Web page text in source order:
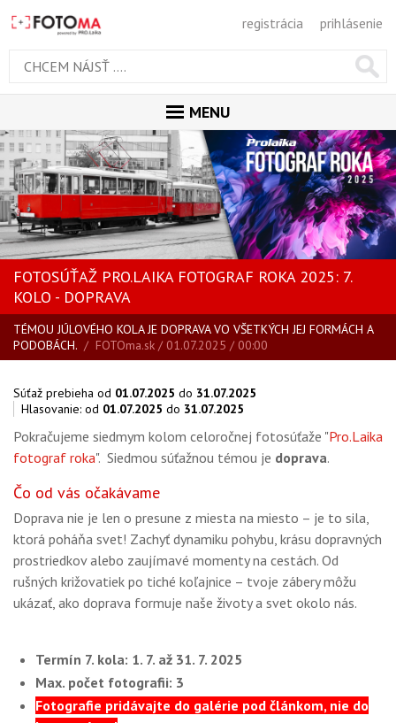
registrácia prihlásenie
MENU
ÚVOD
MAGAZÍN
GALÉRIA
PORADŇA
KALENDÁR AKCIÍ
WORKSHOPY
OBCHOD
FOTOSÚŤAŽ PRO.LAIKA FOTOGRAF ROKA 2025: 7.
KOLO - DOPRAVA
TÉMOU JÚLOVÉHO KOLA JE DOPRAVA VO VŠETKÝCH JEJ FORMÁCH A
PODOBÁCH. / FOTOma.sk / 01.07.2025 / 00:00
Súťaž prebieha od 01.07.2025 do 31.07.2025
Hlasovanie: od 01.07.2025 do 31.07.2025
Pokračujeme siedmym kolom celoročnej fotosúťaže "Pro.Laika
fotograf roka". Siedmou súťažnou témou je doprava.
Čo od vás očakávame
Doprava nie je len o presune z miesta na miesto – je to sila,
ktorá poháňa svet! Zachyť dynamiku pohybu, krásu dopravných
prostriedkov alebo zaujímavé momenty na cestách. Od
rušných križovatiek po tiché koľajnice – tvoje zábery môžu
ukázať, ako doprava formuje naše životy a svet okolo nás.
Termín 7. kola: 1. 7. až 31. 7. 2025
Max. počet fotografii: 3
Fotografie pridávajte do galérie pod článkom, nie do